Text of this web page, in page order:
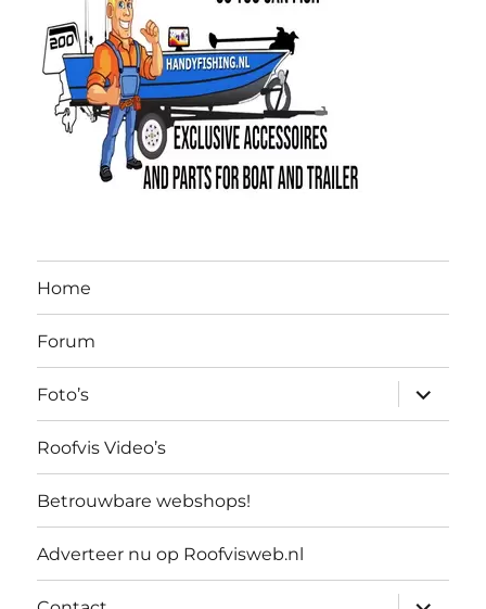
Home
Forum
Foto’s
Roofvis Video’s
Betrouwbare webshops!
Adverteer nu op Roofvisweb.nl